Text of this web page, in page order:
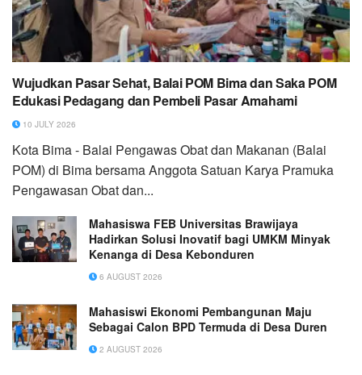
Wujudkan Pasar Sehat, Balai POM Bima dan Saka POM
Edukasi Pedagang dan Pembeli Pasar Amahami
10 JULY 2026
Kota Bima - Balai Pengawas Obat dan Makanan (Balai
POM) di Bima bersama Anggota Satuan Karya Pramuka
Pengawasan Obat dan...
Mahasiswa FEB Universitas Brawijaya
Hadirkan Solusi Inovatif bagi UMKM Minyak
Kenanga di Desa Kebonduren
6 AUGUST 2026
Mahasiswi Ekonomi Pembangunan Maju
Sebagai Calon BPD Termuda di Desa Duren
2 AUGUST 2026